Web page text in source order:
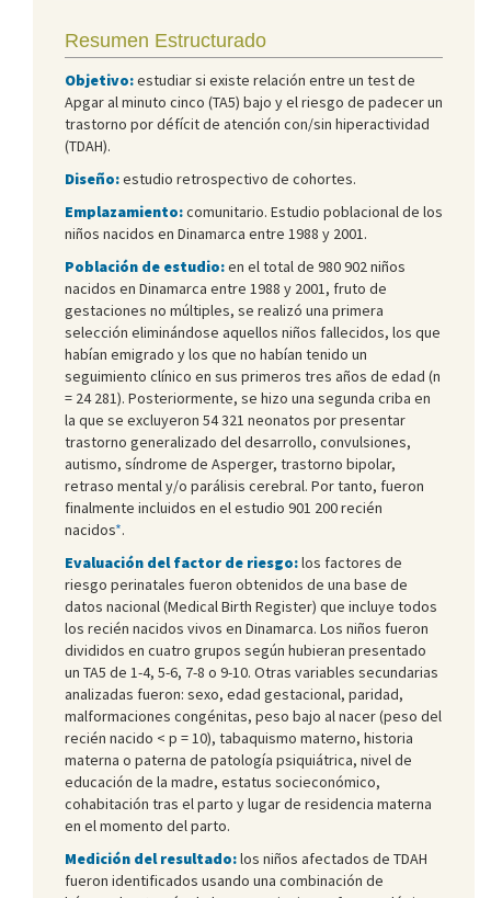
Resumen Estructurado
Objetivo:estudiar si existe relación entre un test de
Apgar al minuto cinco (TA5) bajo y el riesgo de padecer un
trastorno por défícit de atención con/sin hiperactividad
(TDAH).
Diseño:estudio retrospectivo de cohortes.
Emplazamiento:comunitario. Estudio poblacional de los
niños nacidos en Dinamarca entre 1988 y 2001.
Población de estudio:en el total de 980 902 niños
nacidos en Dinamarca entre 1988 y 2001, fruto de
gestaciones no múltiples, se realizó una primera
selección eliminándose aquellos niños fallecidos, los que
habían emigrado y los que no habían tenido un
seguimiento clínico en sus primeros tres años de edad (n
= 24 281). Posteriormente, se hizo una segunda criba en
la que se excluyeron 54 321 neonatos por presentar
trastorno generalizado del desarrollo, convulsiones,
autismo, síndrome de Asperger, trastorno bipolar,
retraso mental y/o parálisis cerebral. Por tanto, fueron
finalmente incluidos en el estudio 901 200 recién
nacidos*.
Evaluación del factor de riesgo:los factores de
riesgo perinatales fueron obtenidos de una base de
datos nacional (Medical Birth Register) que incluye todos
los recién nacidos vivos en Dinamarca. Los niños fueron
divididos en cuatro grupos según hubieran presentado
un TA5 de 1-4, 5-6, 7-8 o 9-10. Otras variables secundarias
analizadas fueron: sexo, edad gestacional, paridad,
malformaciones congénitas, peso bajo al nacer (peso del
recién nacido < p = 10), tabaquismo materno, historia
materna o paterna de patología psiquiátrica, nivel de
educación de la madre, estatus socieconómico,
cohabitación tras el parto y lugar de residencia materna
en el momento del parto.
Medición del resultado:los niños afectados de TDAH
fueron identificados usando una combinación de